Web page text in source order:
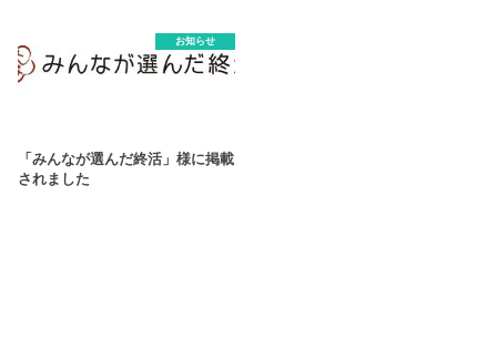
お知らせ
「みんなが選んだ終活」様に掲載
されました